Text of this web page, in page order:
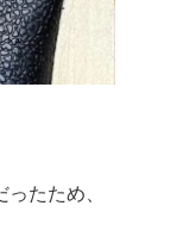
たため、